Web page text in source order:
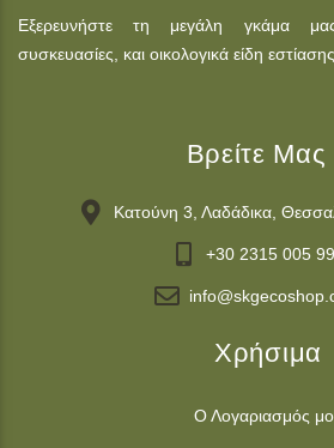
Εξερευνήστε τη μεγάλη γκάμα
συσκευασίες, και οικολογικά είδη
Βρείτε Μας
Κατούνη 3, Λαδάδικα,
+30 2315 005
Χρήσιμα
Ο Λογαριασμός